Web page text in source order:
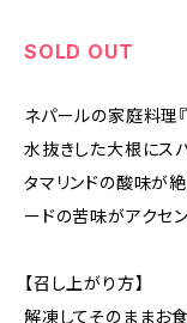
SOLD OUT
ネパールの家庭料理
水抜きした大根にス
タマリンドの酸味が
ードの苦味がアクセン
【召し上がり方】
解凍してそのままお食